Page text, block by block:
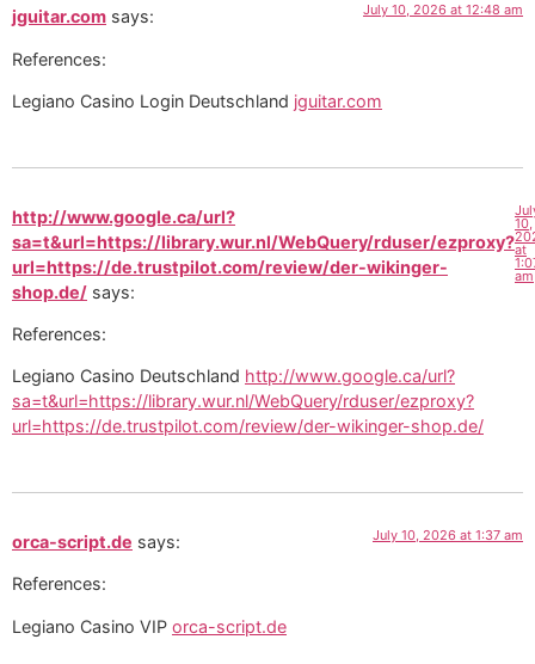
jguitar.com says: July 10, 2026 at 12:48 am
References:
Legiano Casino Login Deutschland jguitar.com
http://www.google.ca/url?
sa=t&url=https://library.wur.nl/WebQuery/rduser/ezproxy?
url=https://de.trustpilot.com/review/der-wikinger-
shop.de/ says:
10,
at
am
References:
Legiano Casino Deutschland http://www.google.ca/url?
sa=t&url=https://library.wur.nl/WebQuery/rduser/ezproxy?
url=https://de.trustpilot.com/review/der-wikinger-shop.de/
orca-script.de says: July 10, 2026 at 1:37 am
References:
Legiano Casino VIP orca-script.de